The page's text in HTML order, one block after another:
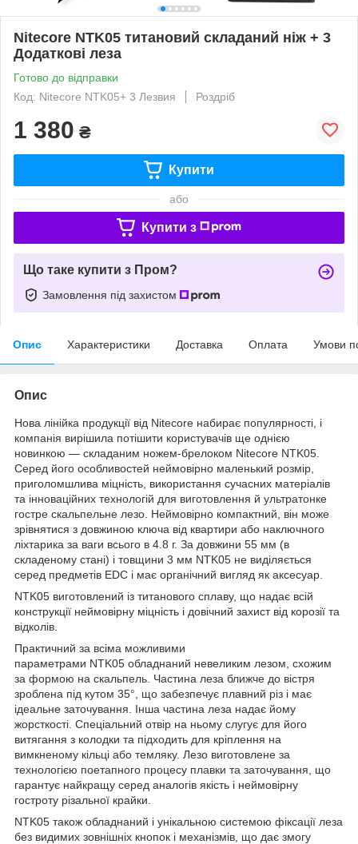
Nitecore NTK05 титановий складаний ніж + 3
Додаткові леза
Готово до відправки
Код: Nitecore NTK05+ 3 Лезвия
Роздріб
1 380 ₴
Купити
або
Купити з
Що таке купити з Пром?
Замовлення під захистом
Опис Характеристики Доставка Оплата Умови
Опис
Нова лінійка продукції від Nitecore набирає популярності, і
компанія вирішила потішити користувачів ще однією
новинкою — складаним ножем-брелоком Nitecore NTK05.
Серед його особливостей неймовірно маленький розмір,
приголомшлива міцність, використання сучасних матеріалів
та інноваційних технологій для виготовлення й ультратонке
гостре скальпельне лезо. Неймовірно компактний, він може
зрівнятися з довжиною ключа від квартири або наключного
ліхтарика за ваги всього в 4.8 г. За довжини 55 мм (в
складеному стані) і товщини 3 мм NTK05 не виділяється
серед предметів EDC і має органічний вигляд як аксесуар.
NTK05 виготовлений із титанового сплаву, що надає всій
конструкції неймовірну міцність і довічний захист від корозії та
відколів.
Практичний за всіма можливими
параметрами NTK05 обладнаний невеликим лезом, схожим
за формою на скальпель. Частина леза ближче до вістря
зроблена під кутом 35°, що забезпечує плавний різ і має
ідеальне заточування. Інша частина леза надає йому
жорсткості. Спеціальний отвір на ньому слугує для його
витягання з колодки та підходить для кріплення на
вимкненому кільці або темляку. Лезо виготовлене за
технологією поетапного процесу плавки та заточування, що
гарантує найкращу серед аналогів якість і неймовірну
гостроту різальної крайки.
NTK05 також обладнаний і унікальною системою фіксації леза
без видимих зовнішніх кнопок і механізмів, що дає змогу